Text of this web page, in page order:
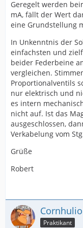
Geregelt werden
mA, fällt der Wert
eine Grundstellung
In Unkenntnis der
einfachsten und
beider Federbeine
vergleichen.
Proportionalventils
nur elektrisch und
es intern
nicht auf. Ist das
ausgeschlossen,
Verkabelung vom
Grüße
Robert
Praktikant